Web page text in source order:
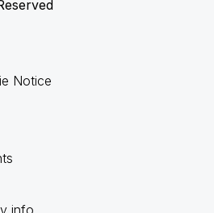
Notice
info